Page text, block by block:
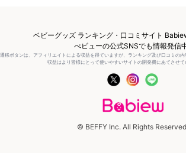
ベビーグッズ ランキング・口コミサイト
べビューの公式SNSでも情報発信
移ボタンは、アフィリエイトによる収益を得ていますが、ランキング及び口コミの
収益はより皆様にとって使いやすいサイトの開発費にあてさせて
© BEFFY Inc. All Rights